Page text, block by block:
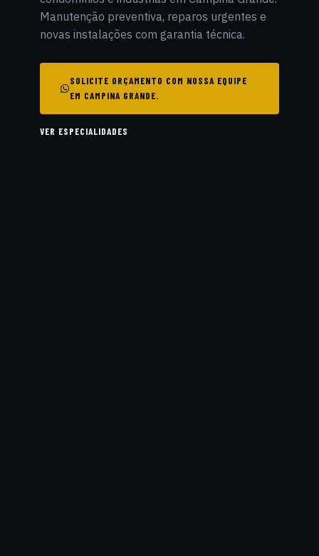
Manutenção preventiva, reparos urgentes e
novas instalações com garantia técnica.
SOLICITE ORÇAMENTO COM NOSSA EQUIPE
EM CAMPINA GRANDE.
VER ESPECIALIDADES